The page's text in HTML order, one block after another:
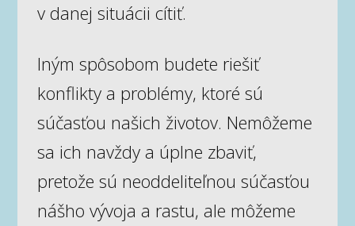
v danej situácii cítiť.
Iným spôsobom budete riešiť
konflikty a problémy, ktoré sú
súčasťou našich životov. Nemôžeme
sa ich navždy a úplne zbaviť,
pretože sú neoddeliteľnou súčasťou
nášho vývoja a rastu, ale môžeme